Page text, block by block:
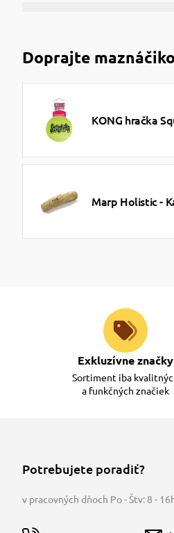
Doprajte
KONG hračka
Marp Holistic -
Exkluzívne značky
Sortiment iba
a funkčných značiek
Potrebujete poradiť?
v pracovných dňoch Po - Štv: 8 -